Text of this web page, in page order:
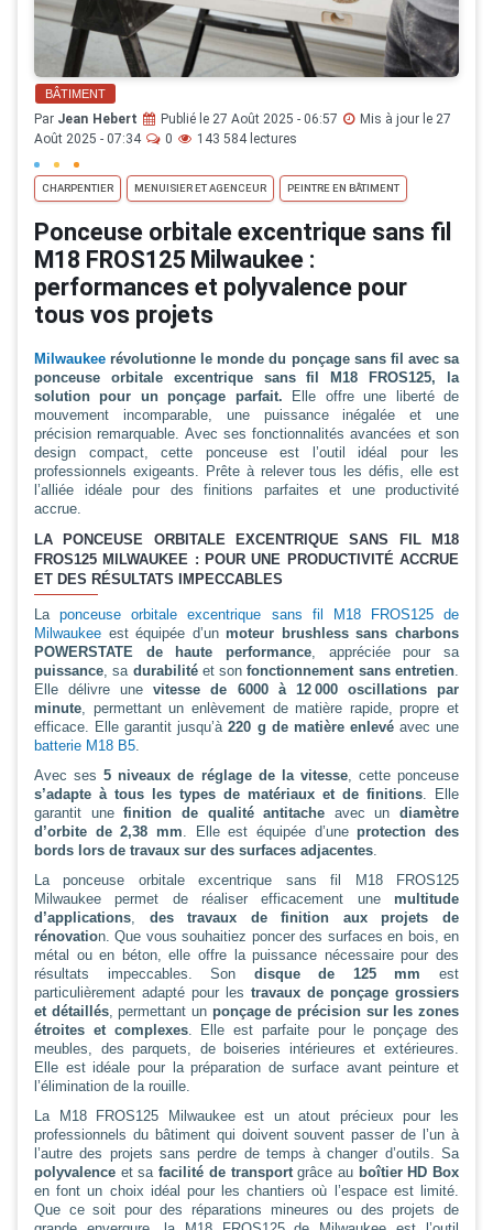
BÂTIMENT
Par Jean Hebert Publié le 27 Août 2025 - 06:57
Mis à jour le 27
Août 2025 - 07:34
0 143 584 lectures
CHARPENTIER MENUISIER ET AGENCEUR PEINTRE EN BÂTIMENT
Ponceuse orbitale excentrique sans fil
M18 FROS125 Milwaukee :
performances et polyvalence pour
tous vos projets
Milwaukee révolutionne le monde du ponçage sans fil avec sa
ponceuse orbitale excentrique sans fil M18 FROS125, la
solution pour un ponçage parfait. Elle offre une liberté de
mouvement incomparable, une puissance inégalée et une
précision remarquable. Avec ses fonctionnalités avancées et son
design compact, cette ponceuse est l’outil idéal pour les
professionnels exigeants. Prête à relever tous les défis, elle est
l’alliée idéale pour des finitions parfaites et une productivité
accrue.
LA PONCEUSE ORBITALE EXCENTRIQUE SANS FIL M18
FROS125 MILWAUKEE : POUR UNE PRODUCTIVITÉ ACCRUE
ET DES RÉSULTATS IMPECCABLES
Laponceuse orbitale excentrique sans fil M18 FROS125 de
Milwaukee est équipée d’unmoteur brushless sans charbons
POWERSTATE de haute performance, appréciée pour sa
puissance, sa durabilitéet sonfonctionnement sans entretien.
Elle délivre unevitesse de 6000 à 12 000 oscillations par
minute, permettant un enlèvement de matière rapide, propre et
efficace. Elle garantit jusqu’à220 g de matière enlevéavec une
batterie M18 B5.
Avec ses5 niveaux de réglage de la vitesse, cette ponceuse
s’adapte à tous les types de matériaux et de finitions. Elle
garantit unefinition de qualité antitache avec un diamètre
d’orbite de 2,38 mm. Elle est équipée d’uneprotection des
bords lors de travaux sur des surfaces adjacentes.
La ponceuse orbitale excentrique sans fil M18 FROS125
Milwaukee permet de réaliser efficacement une multitude
d’applications, des travaux de finition aux projets de
rénovation. Que vous souhaitiez poncer des surfaces en bois, en
métal ou en béton, elle offre la puissance nécessaire pour des
résultats impeccables. Son disque de 125 mmest
particulièrement adapté pour les travaux de ponçage grossiers
et détaillés, permettant un ponçage de précision sur les zones
étroites et complexes. Elle est parfaite pour le ponçage des
meubles, des parquets, de boiseries intérieures et extérieures.
Elle est idéale pour la préparation de surface avant peinture et
l’élimination de la rouille.
La M18 FROS125 Milwaukee est un atout précieux pour les
professionnels du bâtiment qui doivent souvent passer de l’un à
l’autre des projets sans perdre de temps à changer d’outils. Sa
polyvalence et safacilité de transportgrâce au boîtier HD Box
en font un choix idéal pour les chantiers où l’espace est limité.
Que ce soit pour des réparations mineures ou des projets de